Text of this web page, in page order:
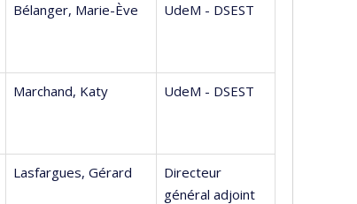
Bélanger, Marie-Ève UdeM - DSEST
Marchand, Katy UdeM - DSEST
Lasfargues, Gérard
Directeur
général adjoint